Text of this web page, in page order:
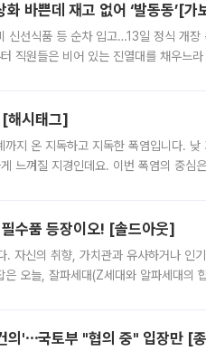
바쁜데 재고 없어 ‘발동동’[가
신선식품 등 순차 입고…13일 정식 개
직원들은 비어 있는 진열대를 채우느
[해시태그]
까지 온 지독하고 지독한 폭염입니다.
느껴질 지경인데요. 이번 폭염의 중심
수품 등장이오! [솔드아웃]
. 자신의 취향, 가치관과 유사하거나 인
오늘, 잘파세대(Z세대와 알파세대의
의'⋯국토부 "협의 중" 입장만 [